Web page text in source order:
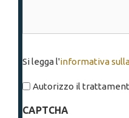
legga
l'informativa
privacy
Si legga l'informativa
Autorizzo il
CAPTCHA